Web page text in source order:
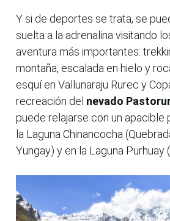
Y si de deportes se trata, se
suelta a la adrenalina visitando
aventura más importantes:
montaña, escalada en hielo y
esquí en Vallunaraju Rurec y
recreación del nevado
puede relajarse con un apacible
la Laguna Chinancocha
Yungay) y en la Laguna Purhuay